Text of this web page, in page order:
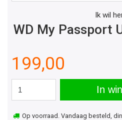
Ik wil
WD My Passport
199,00
In
Op voorraad. Vandaag besteld,